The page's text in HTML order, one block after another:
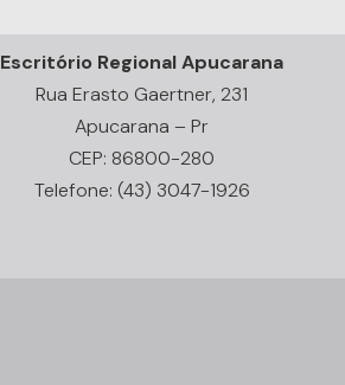
Escritório Regional Apucarana
Rua Erasto Gaertner, 231
Apucarana – Pr
CEP: 86800-280
Telefone: (43) 3047-1926